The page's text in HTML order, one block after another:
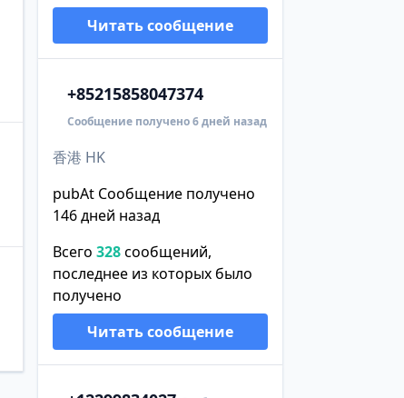
Читать сообщение
+85215858047374
Сообщение получено 6 дней назад
香港 HK
pubAt Сообщение получено
146 дней назад
Всего 328сообщений,
последнее из которых было
получено
Читать сообщение